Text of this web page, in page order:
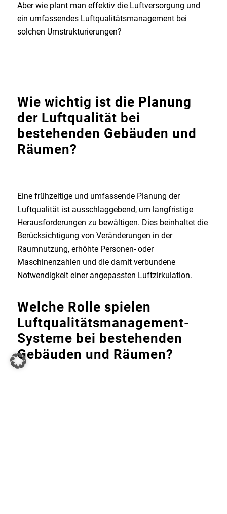
Aber wie plant man effektiv die Luftversorgung und
ein umfassendes Luftqualitätsmanagement bei
solchen Umstrukturierungen?
Wie wichtig ist die Planung
der Luftqualität bei
bestehenden Gebäuden und
Räumen?
Eine frühzeitige und umfassende Planung der
Luftqualität ist ausschlaggebend, um langfristige
Herausforderungen zu bewältigen. Dies beinhaltet die
Berücksichtigung von Veränderungen in der
Raumnutzung, erhöhte Personen- oder
Maschinenzahlen und die damit verbundene
Notwendigkeit einer angepassten Luftzirkulation.
Welche Rolle spielen
Luftqualitätsmanagement-
Systeme bei bestehenden
Gebäuden und Räumen?